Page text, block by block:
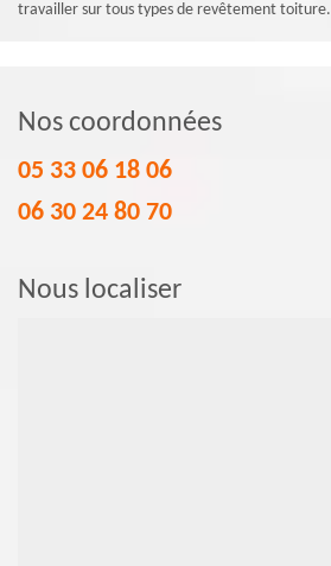
travailler sur tous types de revêtement toiture.
Nos coordonnées
05 33 06 18 06
06 30 24 80 70
Nous localiser